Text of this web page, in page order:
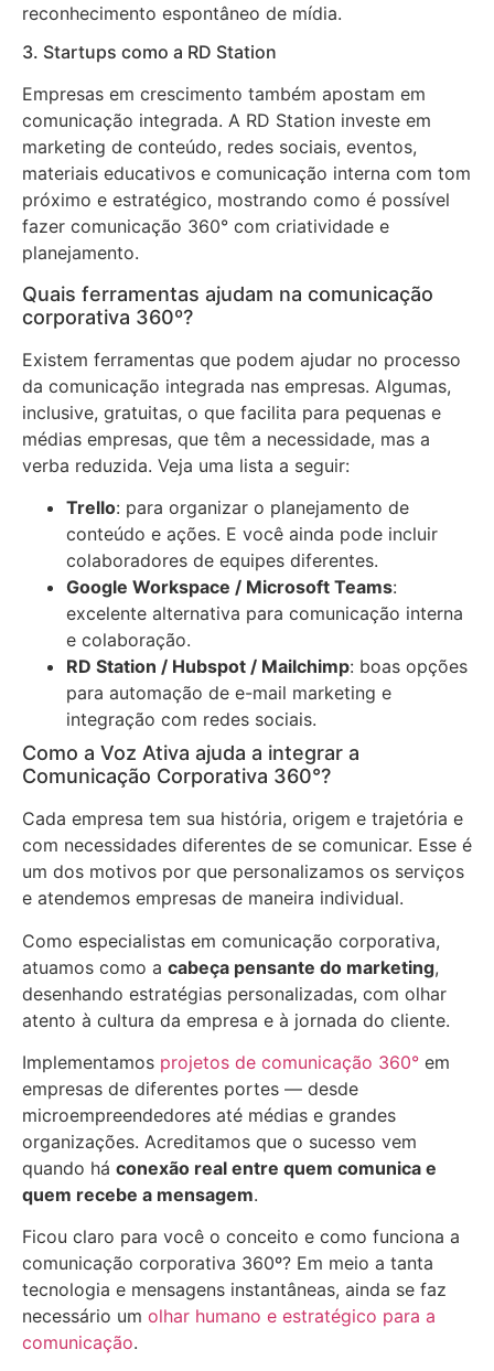
reconhecimento espontâneo de mídia.
3. Startups como a RD Station
Empresas em crescimento também apostam em
comunicação integrada. A RD Station investe em
marketing de conteúdo, redes sociais, eventos,
materiais educativos e comunicação interna com tom
próximo e estratégico, mostrando como é possível
fazer comunicação 360° com criatividade e
planejamento.
Quais ferramentas ajudam na comunicação
corporativa 360º?
Existem ferramentas que podem ajudar no processo
da comunicação integrada nas empresas. Algumas,
inclusive, gratuitas, o que facilita para pequenas e
médias empresas, que têm a necessidade, mas a
verba reduzida. Veja uma lista a seguir:
Trello: para organizar o planejamento de
conteúdo e ações. E você ainda pode incluir
colaboradores de equipes diferentes.
Google Workspace / Microsoft Teams:
excelente alternativa para comunicação interna
e colaboração.
RD Station / Hubspot / Mailchimp: boas opções
para automação de e-mail marketing e
integração com redes sociais.
Como a Voz Ativa ajuda a integrar a
Comunicação Corporativa 360°?
Cada empresa tem sua história, origem e trajetória e
com necessidades diferentes de se comunicar. Esse é
um dos motivos por que personalizamos os serviços
e atendemos empresas de maneira individual.
Como especialistas em comunicação corporativa,
atuamos como a cabeça pensante do marketing,
desenhando estratégias personalizadas, com olhar
atento à cultura da empresa e à jornada do cliente.
Implementamos projetos de comunicação 360° em
empresas de diferentes portes — desde
microempreendedores até médias e grandes
organizações. Acreditamos que o sucesso vem
quando há conexão real entre quem comunica e
quem recebe a mensagem.
Ficou claro para você o conceito e como funciona a
comunicação corporativa 360º? Em meio a tanta
tecnologia e mensagens instantâneas, ainda se faz
necessário um olhar humano e estratégico para a
comunicação.